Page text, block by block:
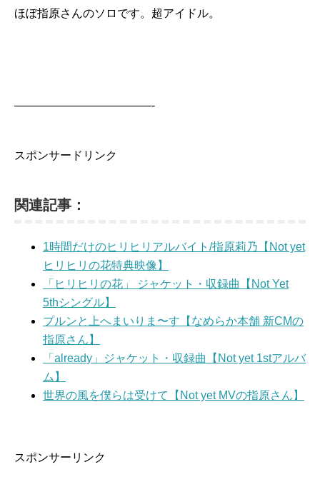
ほぼ指原さんのソロです。超アイドル。
————————————-
スポンサードリンク
関連記事：
1時間だけのヒリヒリアルバイト/指原莉乃【Not yet
ヒリヒリの花特典映像】
「ヒリヒリの花」 ジャケット・収録曲【Not Yet
5thシングル】
プルンと上へまいりま〜す【なめらか本舗 新CMの
指原さん】
「already」ジャケット・収録曲【Not yet 1stアルバ
ム】
世界の風を僕らは受けて【Not yet MVの指原さん】
スポンサーリンク